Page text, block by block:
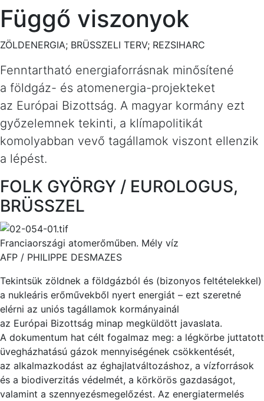
Függő viszonyok
ZÖLDENERGIA; BRÜSSZELI TERV; REZSIHARC
Fenntartható energiaforrásnak minősítené
a földgáz- és atomenergia-projekteket
az Európai Bizottság. A magyar kormány ezt
győzelemnek tekinti, a klímapolitikát
komolyabban vevő tagállamok viszont ellenzik
a lépést.
FOLK GYÖRGY / EUROLOGUS,
BRÜSSZEL
Franciaországi atomerőműben. Mély víz
AFP / PHILIPPE DESMAZES
Tekintsük zöldnek a földgázból és (bizonyos feltételekkel)
a nukleáris erőművekből nyert energiát – ezt szeretné
elérni az uniós tagállamok kormányainál
az Európai Bizottság minap megküldött javaslata.
A dokumentum hat célt fogalmaz meg: a légkörbe juttatott
üvegházhatású gázok mennyiségének csökkentését,
az alkalmazkodást az éghajlatváltozáshoz, a vízforrások
és a biodiverzitás védelmét, a körkörös gazdaságot,
valamint a szennyezésmegelőzést. Az energiatermelés